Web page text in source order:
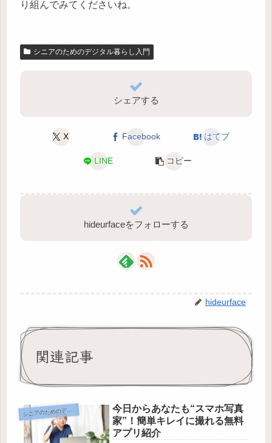
り組んでみてくださいね。
シニアのためのデジタル暮らし入門
シェアする
X Facebook はてブ
LINE コピー
hideurfaceをフォローする
hideurface
関連記事
シニアのためのデジタル暮らし入門
今日からあなたも“スマホ写真
家”！簡単キレイに撮れる無料
アプリ紹介